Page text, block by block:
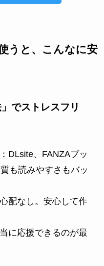
うと、こんなに安
でストレスフリ
DLsite、FANZAブッ
も読みやすさもバッ
配なし。安心して作
に応援できるのが最